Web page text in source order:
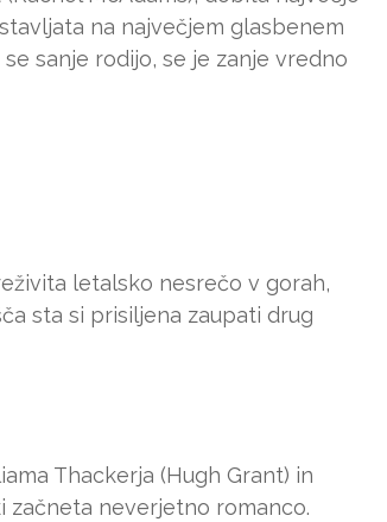
na največjem glasbenem
sanje rodijo, se je zanje vredno
letalsko nesrečo v gorah,
sta si prisiljena zaupati drug
Thackerja (Hugh Grant) in
začneta neverjetno romanco.